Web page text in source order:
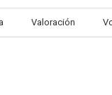
Valoración